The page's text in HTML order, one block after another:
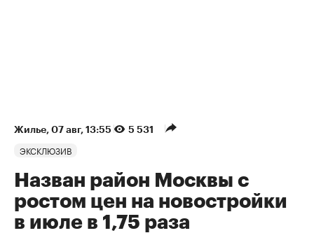
Жилье⁠, 07 авг, 13:55 5 531
ЭКСКЛЮЗИВ
Назван район Москвы с
ростом цен на новостройки
в июле в 1,75 раза